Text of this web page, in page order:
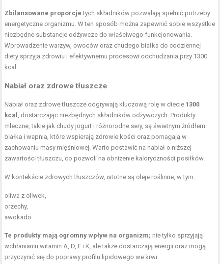
Zbilansowane proporcje tych składników pozwalają spełnić potrzeby
energetyczne organizmu. W ten sposób można zapewnić sobie wszystkie
niezbędne substancje odżywcze do właściwego funkcjonowania.
Wprowadzenie warzyw, owoców oraz chudego białka do codziennej
diety sprzyja zdrowiu i efektywnemu procesowi odchudzania przy 1300
kcal.
Nabiał oraz zdrowe tłuszcze
Nabiał oraz zdrowe tłuszcze odgrywają kluczową rolę w diecie 1300
kcal , dostarczając niezbędnych składników odżywczych. Produkty
mleczne, takie jak chudy jogurt i różnorodne sery, są świetnym źródłem
białka i wapnia, które wspierają zdrowie kości oraz pomagają w
zachowaniu masy mięśniowej. Warto postawić na nabiał o niższej
zawartości tłuszczu, co pozwoli na obniżenie kaloryczności posiłków.
W kontekście zdrowych tłuszczów, istotne są oleje roślinne, w tym:
oliwa z oliwek,
orzechy,
awokado.
Te produkty mają ogromny wpływ na organizm; nie tylko sprzyjają
wchłanianiu witamin A, D, E i K, ale także dostarczają energii oraz mogą
przyczynić się do poprawy profilu lipidowego we krwi.